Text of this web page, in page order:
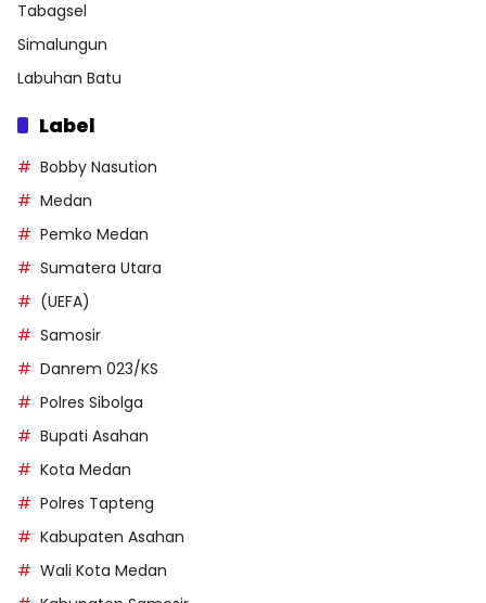
Tabagsel
Simalungun
Labuhan Batu
Label
Bobby Nasution
Medan
Pemko Medan
Sumatera Utara
(UEFA)
Samosir
Danrem 023/KS
Polres Sibolga
Bupati Asahan
Kota Medan
Polres Tapteng
Kabupaten Asahan
Wali Kota Medan